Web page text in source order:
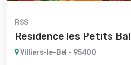
RSS
Residence les Petits
Villiers-le-Bel - 95400